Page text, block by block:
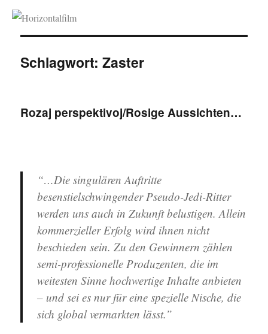
Horizontalfilm
Schlagwort:Zaster
Rozaj perspektivoj/Rosige Aussichten…
“…Die singulären Auftritte
besenstielschwingender Pseudo-Jedi-Ritter
werden uns auch in Zukunft belustigen. Allein
kommerzieller Erfolg wird ihnen nicht
beschieden sein. Zu den Gewinnern zählen
semi-professionelle Produzenten, die im
weitesten Sinne hochwertige Inhalte anbieten
– und sei es nur für eine spezielle Nische, die
sich global vermarkten lässt.”